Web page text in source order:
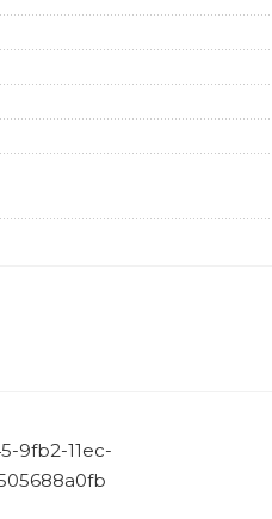
9fb2-11ec-